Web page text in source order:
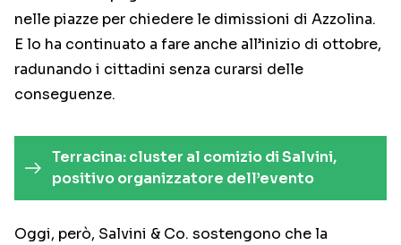
nelle piazze per chiedere le dimissioni di Azzolina.
E lo ha continuato a fare anche all’inizio di ottobre,
radunando i cittadini senza curarsi delle
conseguenze.
Terracina: cluster al comizio di Salvini,
positivo organizzatore dell’evento
Oggi, però, Salvini & Co. sostengono che la